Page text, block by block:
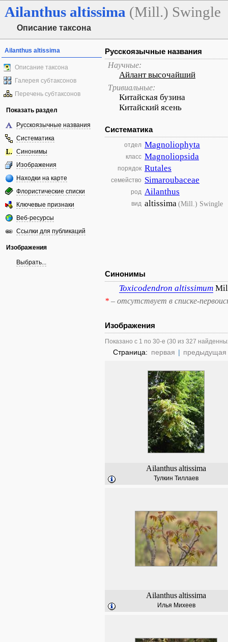
Ailanthus altissima (Mill.) Swingle
Описание таксона
Ailanthus altissima
Описание таксона
Галерея субтаксонов
Перечень субтаксонов
Показать раздел
Русскоязычные названия
Систематика
Синонимы
Изображения
Находки на карте
Флористические списки
Ключевые признаки
Веб-ресурсы
Ссылки для публикаций
Изображения
Выбрать...
Русскоязычные названия
Научные:
Айлант высочайший
Тривиальные:
Китайская бузина
Китайский ясень
Систематика
отдел Magnoliophyta
класс Magnoliopsida
порядок Rutales
семейство Simaroubaceae
род Ailanthus
вид altissima(Mill.) Swingle
Синонимы
Toxicodendron altissimum
* – отсутствует в списке-
Изображения
Показано с 1 по 30-е (30 из 327
Страница: первая | предыдущая
Ailanthusaltissima
Тулкин Тиллаев
Ailanthusaltissima
Илья Михеев